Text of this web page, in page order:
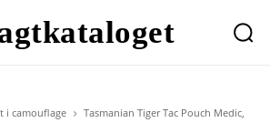
i camouflage
Tasmanian Tiger Tac Pouch Medic,